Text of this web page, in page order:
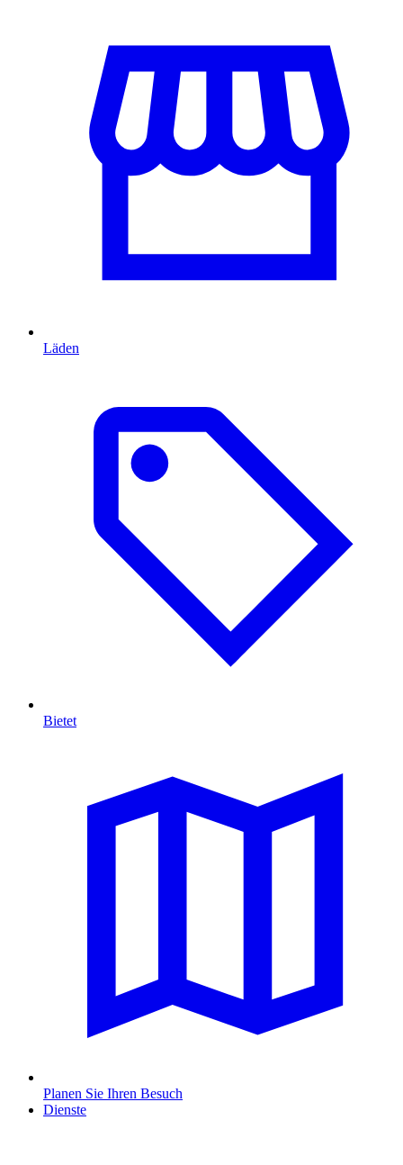
Läden
Bietet
Planen Sie Ihren Besuch
Dienste